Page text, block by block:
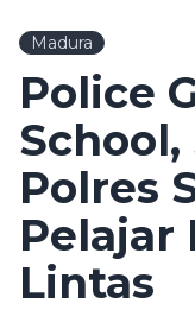
Madura
Police
Polres
Pelajar
Lintas